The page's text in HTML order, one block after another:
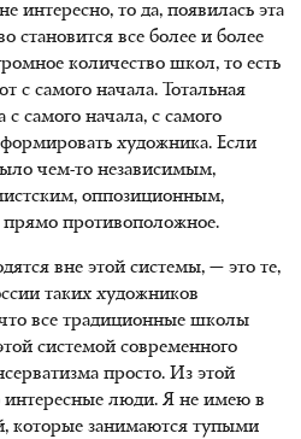
интересно, то да, появилась эта
становится все более и более
количество школ, то есть
самого начала. Тотальная
с самого начала, с самого
художника. Если
чем-то независимым,
оппозиционным,
прямо противоположное.
вне этой системы, — это те,
таких художников
все традиционные школы
системой современного
просто. Из этой
интересные люди. Я не имею в
которые занимаются тупыми